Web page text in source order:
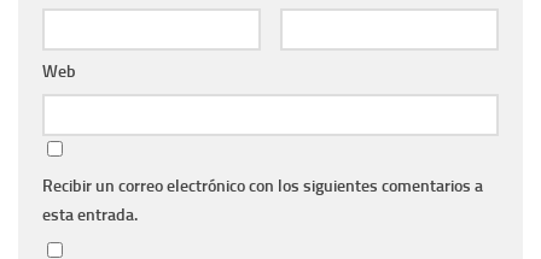
Web
Recibir un correo electrónico con los siguientes comentarios a
esta entrada.